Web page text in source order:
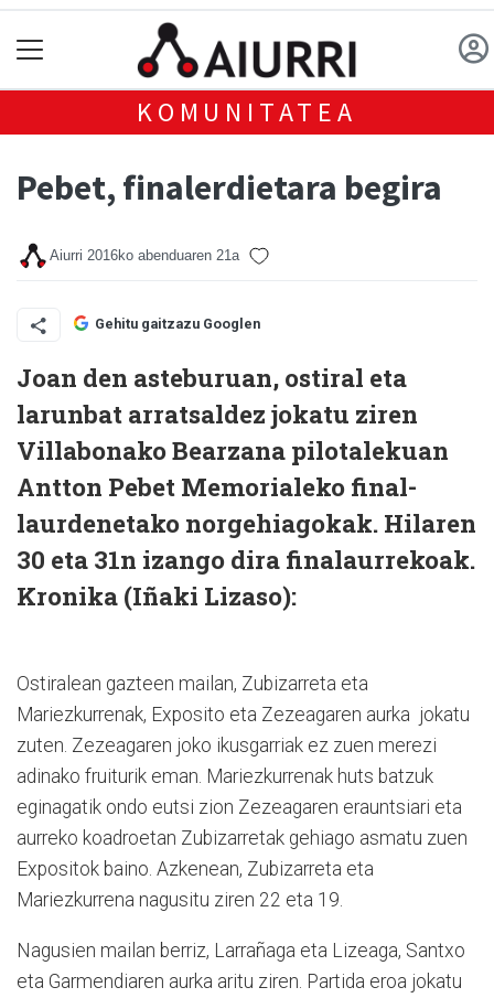
KOMUNITATEA
Pebet, finalerdietara begira
Aiurri 2016ko abenduaren 21a
Gehitu gaitzazu Googlen
Joan den asteburuan, ostiral eta
larunbat arratsaldez jokatu ziren
Villabonako Bearzana pilotalekuan
Antton Pebet Memorialeko final-
laurdenetako norgehiagokak. Hilaren
30 eta 31n izango dira finalaurrekoak.
Kronika (Iñaki Lizaso):
Ostiralean gazteen mailan, Zubizarreta eta
Mariezkurrenak, Exposito eta Zezeagaren aurka jokatu
zuten. Zezeagaren joko ikusgarriak ez zuen merezi
adinako fruiturik eman. Mariezkurrenak huts batzuk
eginagatik ondo eutsi zion Zezeagaren erauntsiari eta
aurreko koadroetan Zubizarretak gehiago asmatu zuen
Expositok baino. Azkenean, Zubizarreta eta
Mariezkurrena nagusitu ziren 22 eta 19.
Nagusien mailan berriz, Larrañaga eta Lizeaga, Santxo
eta Garmendiaren aurka aritu ziren. Partida eroa jokatu